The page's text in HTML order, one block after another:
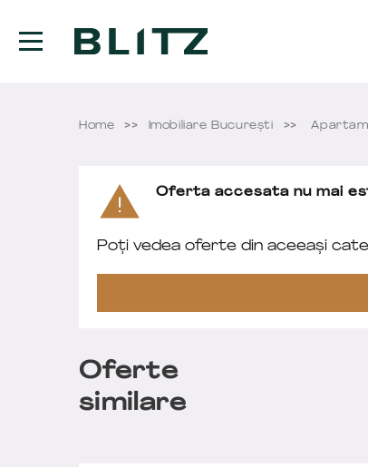
Home Imobiliare București
Oferta accesata nu mai
Poți vedea oferte din aceeași
Oferte
similare